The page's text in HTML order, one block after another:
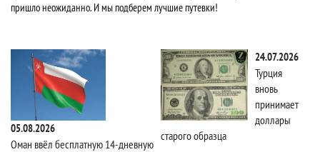
пришло неожиданно. И мы подберем лучшие путевки!
05.08.2026
Оман ввёл бесплатную 14-дневную
24.07.2026
Турция
вновь
принимает
доллары
старого образца